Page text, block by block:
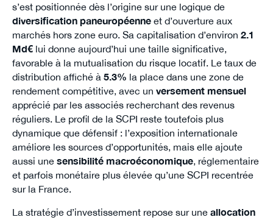
s’est positionnée dès l’origine sur une logique de
diversification paneuropéenneet d’ouverture aux
marchés hors zone euro. Sa capitalisation d’environ 2.1
Md€lui donne aujourd’hui une taille significative,
favorable à la mutualisation du risque locatif. Le taux de
distribution affiché à 5.3% la place dans une zone de
rendement compétitive, avec un versement mensuel
apprécié par les associés recherchant des revenus
réguliers. Le profil de la SCPI reste toutefois plus
dynamique que défensif : l’exposition internationale
améliore les sources d’opportunités, mais elle ajoute
aussi une sensibilité macroéconomique, réglementaire
et parfois monétaire plus élevée qu’une SCPI recentrée
sur la France.
La stratégie d’investissement repose sur une allocation